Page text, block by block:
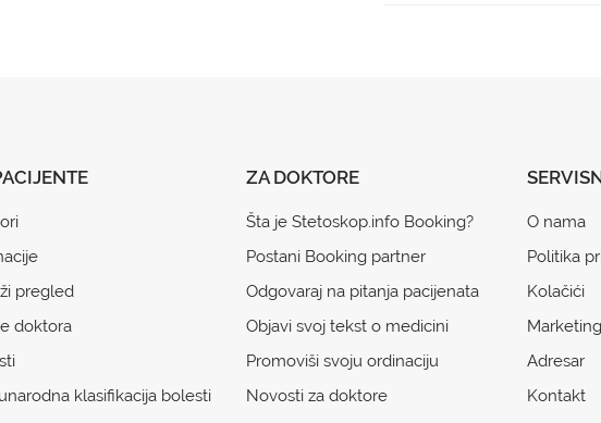
pregled
doktora
klasifikacija bolesti
ZA DOKTORE
Šta je Stetoskop.info Booking?
Postani Booking partner
Odgovaraj na pitanja pacijenata
Objavi svoj tekst o medicini
Promoviši svoju ordinaciju
Novosti za doktore
O nama
Politika
Kolačići
Marketing
Adresar
Kontakt